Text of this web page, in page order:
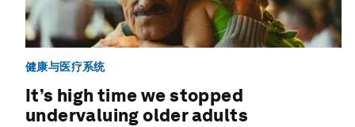
健康与医疗系统
It’s high time we stopped
undervaluing older adults